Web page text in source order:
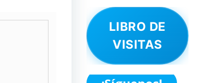
LIBRO DE
VISITAS